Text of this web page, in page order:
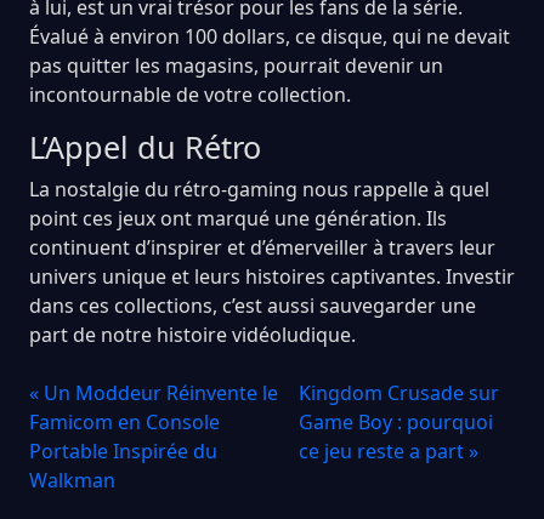
à lui, est un vrai trésor pour les fans de la série.
Évalué à environ 100 dollars, ce disque, qui ne devait
pas quitter les magasins, pourrait devenir un
incontournable de votre collection.
L’Appel du Rétro
La nostalgie du rétro-gaming nous rappelle à quel
point ces jeux ont marqué une génération. Ils
continuent d’inspirer et d’émerveiller à travers leur
univers unique et leurs histoires captivantes. Investir
dans ces collections, c’est aussi sauvegarder une
part de notre histoire vidéoludique.
« Un Moddeur Réinvente le
Famicom en Console
Portable Inspirée du
Walkman
Kingdom Crusade sur
Game Boy : pourquoi
ce jeu reste a part »